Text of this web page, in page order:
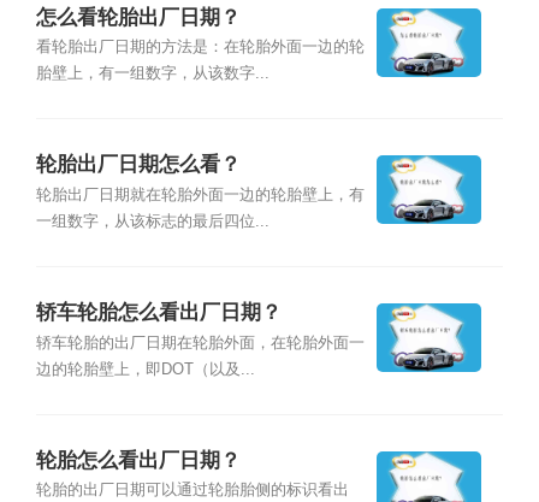
怎么看轮胎出厂日期？
看轮胎出厂日期的方法是：在轮胎外面一边的轮
胎壁上，有一组数字，从该数字...
轮胎出厂日期怎么看？
轮胎出厂日期就在轮胎外面一边的轮胎壁上，有
一组数字，从该标志的最后四位...
轿车轮胎怎么看出厂日期？
轿车轮胎的出厂日期在轮胎外面，在轮胎外面一
边的轮胎壁上，即DOT（以及...
轮胎怎么看出厂日期？
轮胎的出厂日期可以通过轮胎胎侧的标识看出